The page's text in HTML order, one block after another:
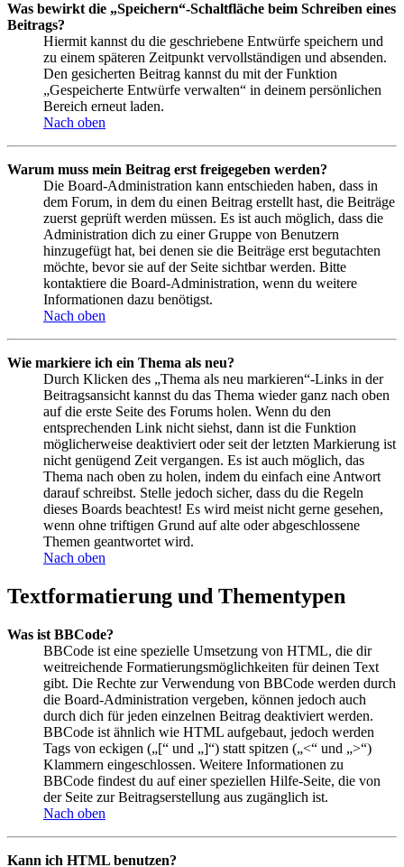
Was bewirkt die „Speichern“-Schaltfläche beim Schreiben eines
Beitrags?
Hiermit kannst du die geschriebene Entwürfe speichern und
zu einem späteren Zeitpunkt vervollständigen und absenden.
Den gesicherten Beitrag kannst du mit der Funktion
„Gespeicherte Entwürfe verwalten“ in deinem persönlichen
Bereich erneut laden.
Nach oben
Warum muss mein Beitrag erst freigegeben werden?
Die Board-Administration kann entschieden haben, dass in
dem Forum, in dem du einen Beitrag erstellt hast, die Beiträge
zuerst geprüft werden müssen. Es ist auch möglich, dass die
Administration dich zu einer Gruppe von Benutzern
hinzugefügt hat, bei denen sie die Beiträge erst begutachten
möchte, bevor sie auf der Seite sichtbar werden. Bitte
kontaktiere die Board-Administration, wenn du weitere
Informationen dazu benötigst.
Nach oben
Wie markiere ich ein Thema als neu?
Durch Klicken des „Thema als neu markieren“-Links in der
Beitragsansicht kannst du das Thema wieder ganz nach oben
auf die erste Seite des Forums holen. Wenn du den
entsprechenden Link nicht siehst, dann ist die Funktion
möglicherweise deaktiviert oder seit der letzten Markierung ist
nicht genügend Zeit vergangen. Es ist auch möglich, das
Thema nach oben zu holen, indem du einfach eine Antwort
darauf schreibst. Stelle jedoch sicher, dass du die Regeln
dieses Boards beachtest! Es wird meist nicht gerne gesehen,
wenn ohne triftigen Grund auf alte oder abgeschlossene
Themen geantwortet wird.
Nach oben
Textformatierung und Thementypen
Was ist BBCode?
BBCode ist eine spezielle Umsetzung von HTML, die dir
weitreichende Formatierungsmöglichkeiten für deinen Text
gibt. Die Rechte zur Verwendung von BBCode werden durch
die Board-Administration vergeben, können jedoch auch
durch dich für jeden einzelnen Beitrag deaktiviert werden.
BBCode ist ähnlich wie HTML aufgebaut, jedoch werden
Tags von eckigen („[“ und „]“) statt spitzen („<“ und „>“)
Klammern eingeschlossen. Weitere Informationen zu
BBCode findest du auf einer speziellen Hilfe-Seite, die von
der Seite zur Beitragserstellung aus zugänglich ist.
Nach oben
Kann ich HTML benutzen?